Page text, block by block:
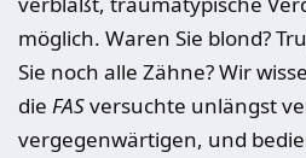
möglich. Waren Sie blond?
Sie noch alle Zähne? Wir
die FASversuchte unlängst
vergegenwärtigen, und